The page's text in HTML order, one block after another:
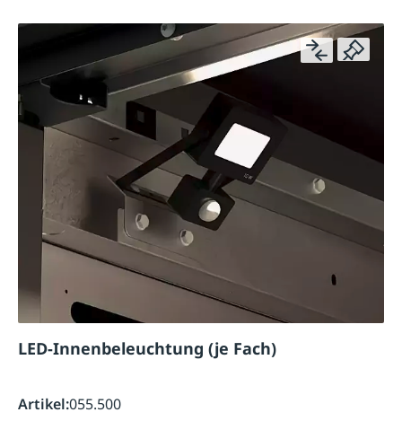
LED-Innenbeleuchtung (je Fach)
Artikel:055.500